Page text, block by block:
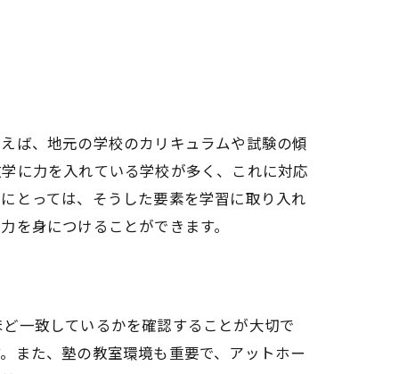
ば、地元の学校のカリキュラムや試験の傾
に力を入れている学校が多く、これに対応
とっては、そうした要素を学習に取り入れ
身につけることができます。
一致しているかを確認することが大切で
また、塾の教室環境も重要で、アットホー